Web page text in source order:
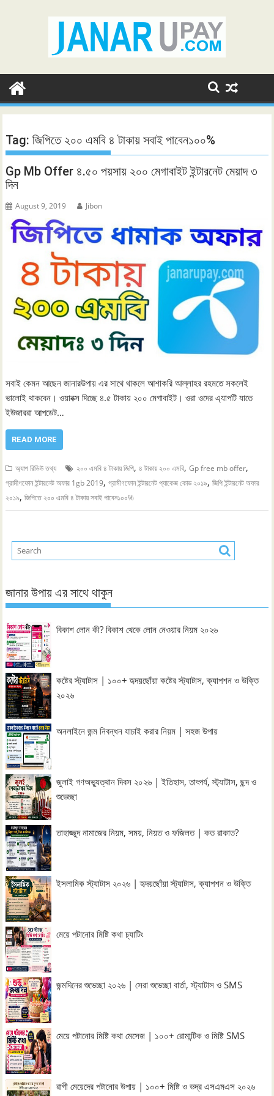
Tag:জিপিতে ২০০ এমবি ৪ টাকায় সবাই পাবেন১০০%
Gp Mb Offer ৪.৫০ পয়সায় ২০০ মেগাবাইট ইন্টারনেট মেয়াদ ৩
দিন
August 9, 2019 Jibon
সবাই কেমন আছেন জানারউপায় এর সাথে থাকলে আশাকরি আল্লাহর রহমতে সকলেই
ভালোই থাকবেন। ওয়াবক্স দিচ্ছে ৪.৫ টাকায় ২০০ মেগাবাইট। ওরা ওদের এ্যাপটি যাতে
ইউজাররা আপডেট…
READ MORE
অ্যাপ রিভিউ তথ্য ২০০ এমবি ৪ টাকায় জিপি,৪ টাকায় ২০০ এমবি,Gp free mb offer,
গ্রামীণফোন ইন্টারনেট অফার 1gb 2019,গ্রামীণফোন ইন্টারনেট প্যাকেজ কোড ২০১৯,জিপি ইন্টারনেট অফার
২০১৯,জিপিতে ২০০ এমবি ৪ টাকায় সবাই পাবেন১০০%
জানার উপায় এর সাথে থাকুন
বিকাশ লোন কী? বিকাশ থেকে লোন নেওয়ার নিয়ম ২০২৬
কষ্টের স্ট্যাটাস | ১০০+ হৃদয়ছোঁয়া কষ্টের স্ট্যাটাস, ক্যাপশন ও উক্তি
২০২৬
অনলাইনে জন্ম নিবন্ধন যাচাই করার নিয়ম | সহজ উপায়
জুলাই গণঅভ্যুত্থান দিবস ২০২৬ | ইতিহাস, তাৎপর্য, স্ট্যাটাস, ছন্দ ও
শুভেচ্ছা
তাহাজ্জুদ নামাজের নিয়ম, সময়, নিয়ত ও ফজিলত | কত রাকাত?
ইসলামিক স্ট্যাটাস ২০২৬ | হৃদয়ছোঁয়া স্ট্যাটাস, ক্যাপশন ও উক্তি
মেয়ে পটানোর মিষ্টি কথা চ্যাটিং
জন্মদিনের শুভেচ্ছা ২০২৬ | সেরা শুভেচ্ছা বার্তা, স্ট্যাটাস ও SMS
মেয়ে পটানোর মিষ্টি কথা মেসেজ | ১০০+ রোমান্টিক ও মিষ্টি SMS
রাগী মেয়েদের পটানোর উপায় | ১০০+ মিষ্টি ও ভদ্র এসএমএস ২০২৬